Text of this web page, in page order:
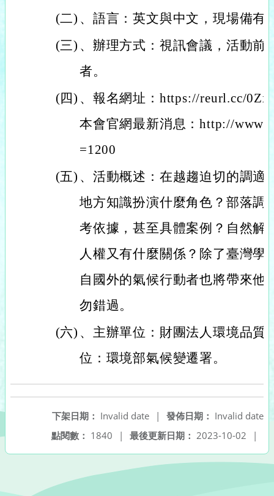
(二) 、語言：英文與中文，現場備有
(三) 、辦理方式：視訊會議，活動前
者。
(四) 、報名網址：https://reurl.cc/
本會官網最新消息：http://
=1200
(五) 、活動概述：在越趨迫切的調適
地方知識扮演什麼角色？部落調
考依據，甚至具體案例？自然解
人權又有什麼關係？除了臺灣學
自國外的氣候行動者也將帶來他
勿錯過。
(六) 、主辦單位：財團法人環境品質
位：環境部氣候變遷署。
發佈日期： Invalid date
下架日期： Invalid date
|
最後更新日期： 2023-10-02 |
點閱數： 1840 |